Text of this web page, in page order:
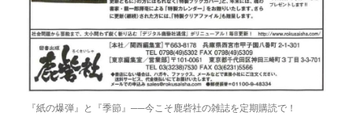
『紙の爆弾』と『季節』──今こそ鹿砦社の雑誌を定期購読で！